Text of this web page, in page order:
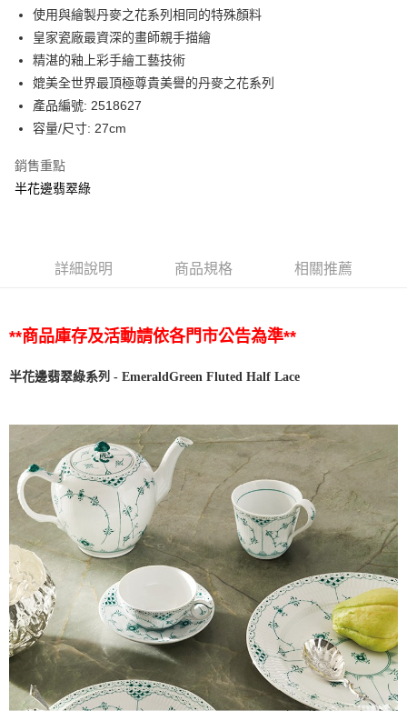
使用與繪製丹麥之花系列相同的特殊顏料
皇家瓷廠最資深的畫師親手描繪
精湛的釉上彩手繪工藝技術
媲美全世界最頂極尊貴美譽的丹麥之花系列
產品編號: 2518627
容量/尺寸: 27cm
銷售重點
半花邊翡翠綠
詳細說明 商品規格 相關推薦
**商品庫存及活動請依各門市公告為準**
半花邊翡翠綠系列 - EmeraldGreen Fluted Half Lace